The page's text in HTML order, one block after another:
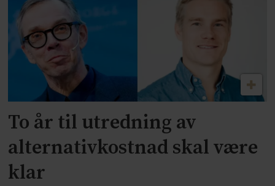
To år til utredning av
alternativkostnad skal være
klar